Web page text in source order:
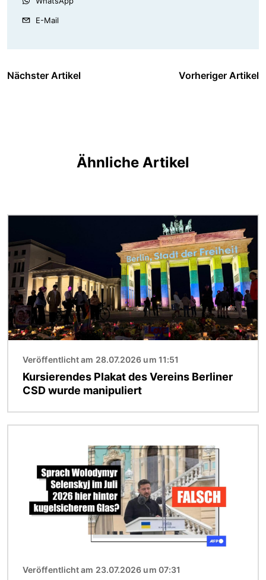
E-Mail
Nächster Artikel Vorheriger Artikel
Ähnliche Artikel
Veröffentlicht am 28.07.2026 um 11:51
Kursierendes Plakat des Vereins Berliner
CSD wurde manipuliert
Veröffentlicht am 23.07.2026 um 07:31